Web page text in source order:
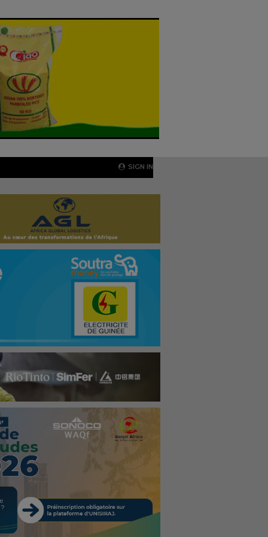
SIGN IN